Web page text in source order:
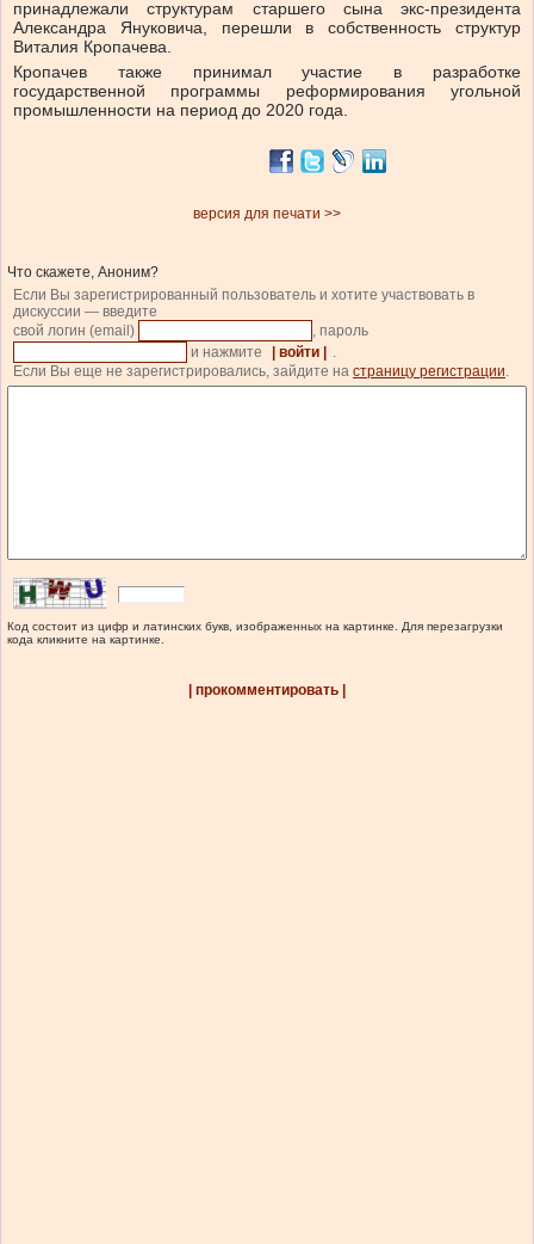
принадлежали структурам старшего сына экс-президента
Александра Януковича, перешли в собственность структур
Виталия Кропачева.
Кропачев также принимал участие в разработке
государственной программы реформирования угольной
промышленности на период до 2020 года.
версия для печати >>
Что скажете, Аноним?
Если Вы зарегистрированный пользователь и хотите участвовать в
дискуссии — введите
свой логин (email)
, пароль
и нажмите
| войти |
.
Если Вы еще не зарегистрировались, зайдите на страницу регистрации.
Код состоит из цифр и латинских букв, изображенных на картинке. Для перезагрузки
кода кликните на картинке.
| прокомментировать |